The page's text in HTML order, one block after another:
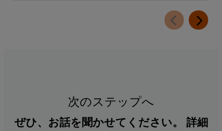
次のステップへ
ぜひ、お話を聞かせてください。 詳細